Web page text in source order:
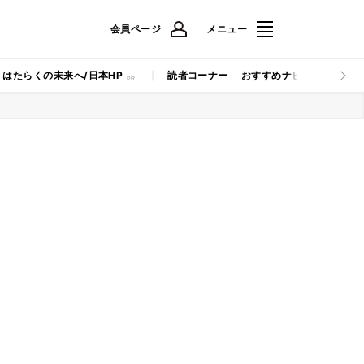
会員ページ メニュー
はたらくの未来へ/日本HP 読者コーナー おすすめナビ マイナビ